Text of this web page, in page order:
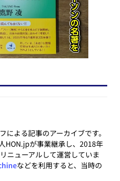
よる記事のアーカイブです。
HON.jpが事業継承し、2018年
ニューアルして運営していま
などを利用すると、当時の